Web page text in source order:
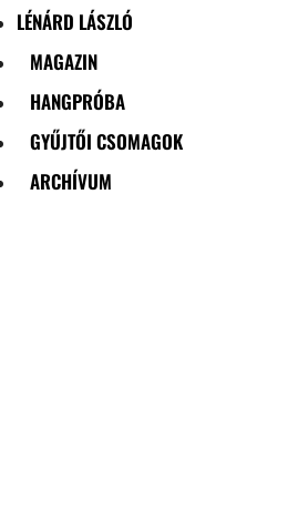
LÉNÁRD LÁSZLÓ
MAGAZIN
HANGPRÓBA
GYŰJTŐI CSOMAGOK
ARCHÍVUM